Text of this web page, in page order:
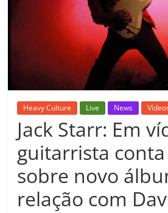
Heavy Culture Live News
Jack Starr: Em
guitarrista
sobre novo
relação com